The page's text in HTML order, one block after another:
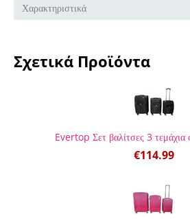
Χαρακτηριστικά
Σχετικά Προϊόντα
Evertop Σετ βαλίτσες 3
€114.99